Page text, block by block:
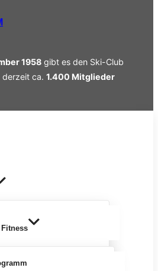
1958 gibt es den Ski-Club
derzeit ca. 1.400 Mitglieder